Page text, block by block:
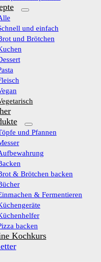
und einfach
und Brötchen
und Pfannen
& Brötchen backen
& Fermentieren
backen
Kochkurs